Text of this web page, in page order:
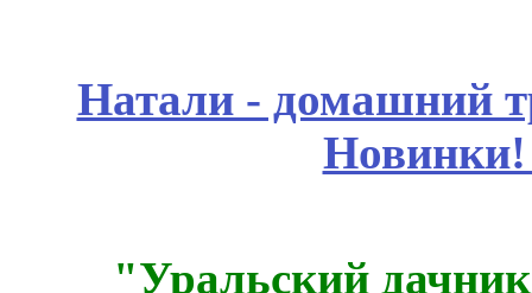
Натали - домашний
"Уральский